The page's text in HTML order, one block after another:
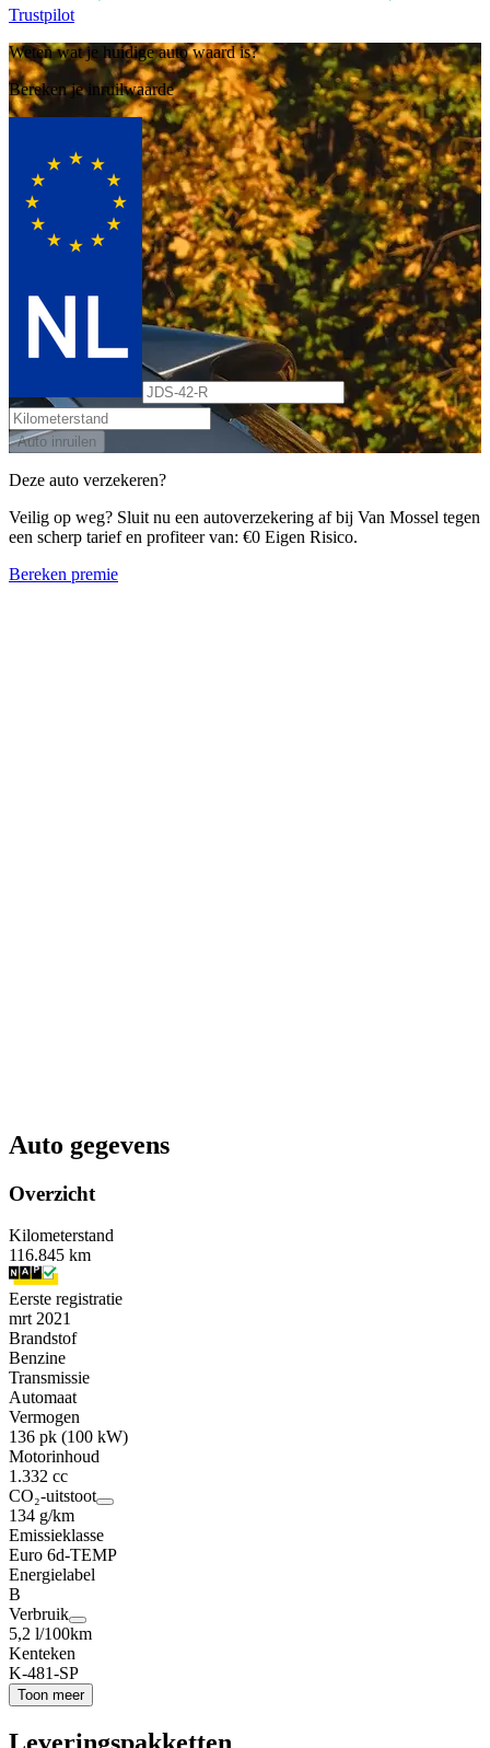
Trustpilot
Weten wat je huidige auto waard is?
Bereken je inruilwaarde
Auto inruilen
Deze auto verzekeren?
Veilig op weg? Sluit nu een autoverzekering af bij Van Mossel tegen
een scherp tarief en profiteer van: €0 Eigen Risico.
Bereken premie
Auto gegevens
Overzicht
Kilometerstand
116.845 km
Eerste registratie
mrt 2021
Brandstof
Benzine
Transmissie
Automaat
Vermogen
136 pk (100 kW)
Motorinhoud
1.332 cc
CO₂-uitstoot
134 g/km
Emissieklasse
Euro 6d-TEMP
Energielabel
B
Verbruik
5,2 l/100km
Kenteken
K-481-SP
Toon meer